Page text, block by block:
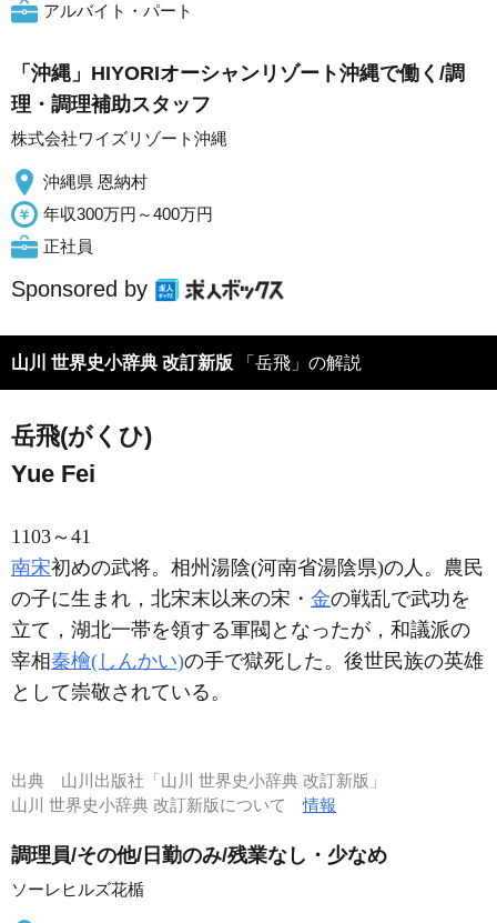
アルバイト・パート
「沖縄」HIYORIオーシャンリゾート沖縄で働く/調
理・調理補助スタッフ
株式会社ワイズリゾート沖縄
沖縄県 恩納村
年収300万円～400万円
正社員
Sponsored by
山川 世界史小辞典 改訂新版 「岳飛」の解説
岳飛(がくひ)
Yue Fei
1103～41
南宋初めの武将。相州湯陰(河南省湯陰県)の人。農民
の子に生まれ，北宋末以来の宋・ 金の戦乱で武功を
立て，湖北一帯を領する軍閥となったが，和議派の
宰相 秦檜(しんかい)の手で獄死した。後世民族の英雄
として崇敬されている。
出典 山川出版社「山川 世界史小辞典 改訂新版」
山川 世界史小辞典 改訂新版について情報
調理員/その他/日勤のみ/残業なし・少なめ
ソーレヒルズ花楯